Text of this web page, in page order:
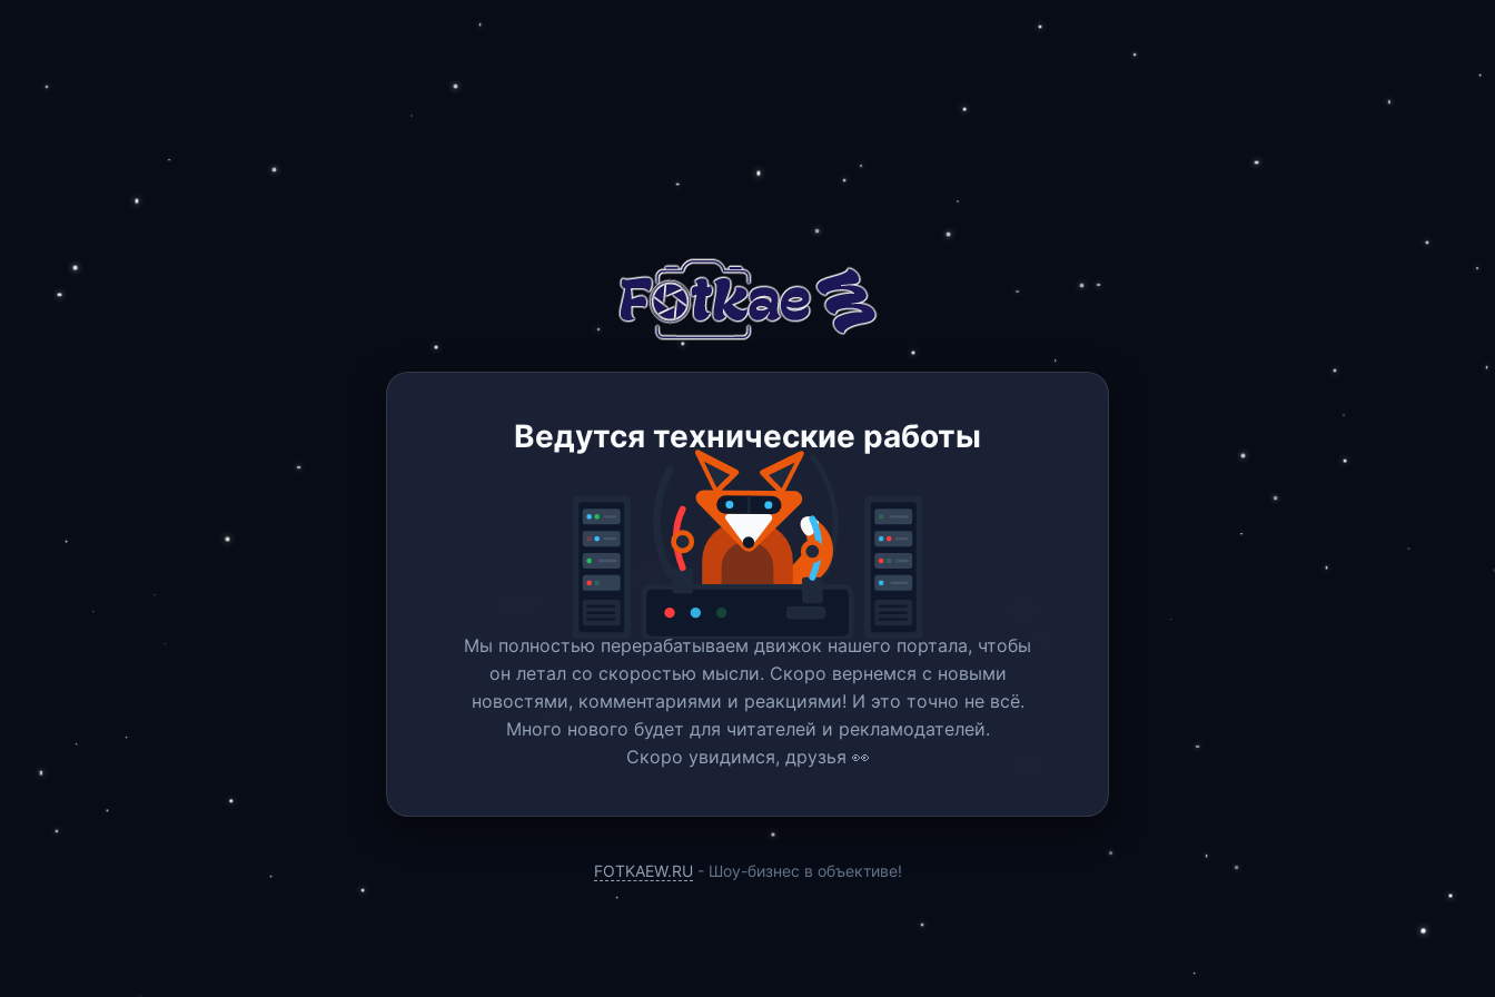
Ведутся технические работы
Мы полностью перерабатываем движок нашего портала, чтобы
он летал со скоростью мысли. Скоро вернемся c новыми
новостями, комментариями и реакциями! И это точно не всё.
Много нового будет для читателей и рекламодателей.
Скоро увидимся, друзья 👀
FOTKAEW.RU - Шоу-бизнес в объективе!